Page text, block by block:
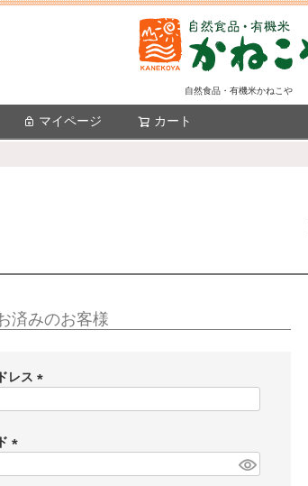
自然食品・有機米かねこや
マイページ カート
済みのお客様
レス
)